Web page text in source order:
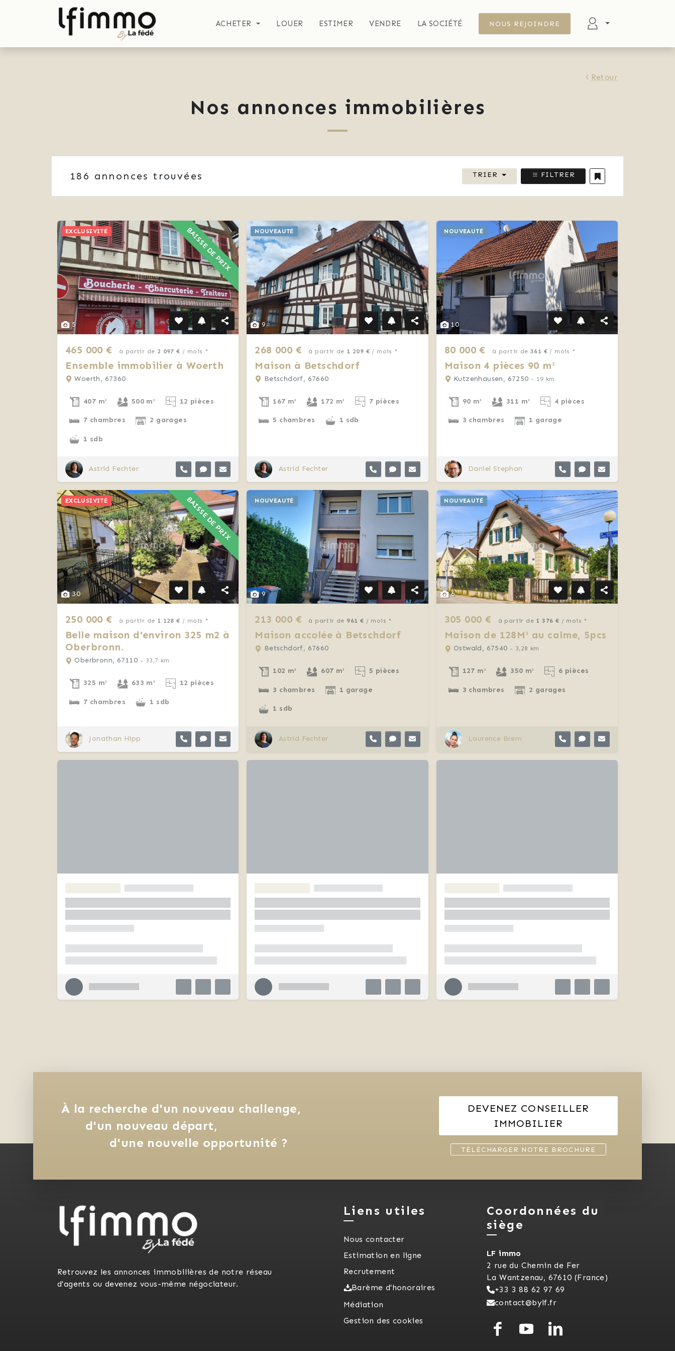
ACHETER LOUER ESTIMER VENDRE LA SOCIÉTÉ NOUS REJOINDRE
Retour
Nos annonces immobilières
186 annonces trouvées TRIER FILTRER
5
BAISSE DE PRIX
EXCLUSIVITÉ
465 000 € à partir de 2 097 € / mois *
Ensemble immobilier à Woerth
Woerth, 67360
407 m² 500 m² 12 pièces
7 chambres 2 garages
1 sdb
Astrid Fechter
9
NOUVEAUTÉ
268 000 € à partir de 1 209 €/ mois *
Maison à Betschdorf
Betschdorf, 67660
167 m² 172 m² 7 pièces
5 chambres 1 sdb
Astrid Fechter
10
NOUVEAUTÉ
80 000 € à partir de361 € / mois *
Maison 4 pièces 90 m²
Kutzenhausen, 67250 - 19 km
90 m² 311 m² 4 pièces
3 chambres 1 garage
Daniel Stephan
30
BAISSE DE PRIX
EXCLUSIVITÉ
250 000 € à partir de 1 128 € / mois *
Belle maison d'environ 325 m2 à
Oberbronn.
Oberbronn, 67110 - 33,7 km
325 m² 633 m² 12 pièces
7 chambres 1 sdb
Jonathan Hipp
9
NOUVEAUTÉ
213 000 € à partir de 961 € / mois *
Maison accolée à Betschdorf
Betschdorf, 67660
102 m² 607 m² 5 pièces
3 chambres 1 garage
1 sdb
Astrid Fechter
6
NOUVEAUTÉ
305 000 € à partir de 1 376 € / mois *
Maison de 128M² au calme, 5pcs
Ostwald, 67540 - 3,28 km
127 m² 350 m² 6 pièces
3 chambres 2 garages
Laurence Brem
À la recherche d'un nouveau challenge,
d'un nouveau départ,
d'une nouvelle opportunité ?
DEVENEZ CONSEILLER
IMMOBILIER
TÉLÉCHARGER NOTRE BROCHURE
Retrouvez les annonces immobilières de notre réseau
d'agents ou devenez vous-même négociateur.
Liens utiles
Nous contacter
Estimation en ligne
Recrutement
Barème d'honoraires
Médiation
Gestion des cookies
Coordonnées du
siège
LF immo
2 rue du Chemin de Fer
La Wantzenau, 67610 (France)
+33 3 88 62 97 69
contact@bylf.fr